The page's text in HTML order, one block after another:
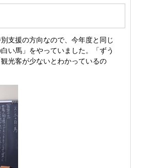
支援の方向なので、今年度と同じ
い馬」をやっていました。「ずう
光客が少ないとわかっているの